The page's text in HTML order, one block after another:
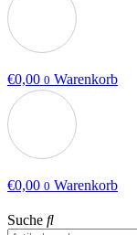
€0,00 0 Warenkorb
€0,00 0 Warenkorb
Suche